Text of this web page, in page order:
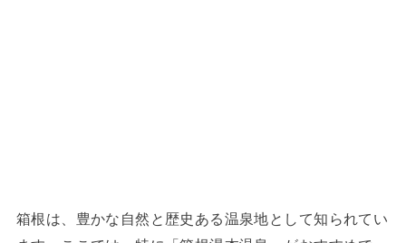
箱根は、豊かな自然と歴史ある温泉地として知られてい